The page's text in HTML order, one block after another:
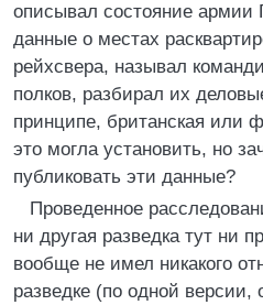
описывал состояние армии
данные о местах
рейхсвера, называл
полков, разбирал их
принципе, британская или
это могла установить, но
публиковать эти данные?
Проведенное
ни другая разведка тут ни
вообще не имел никакого
разведке (по одной